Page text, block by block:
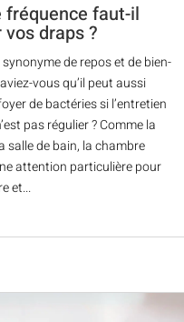
fréquence faut-il
draps ?
de repos et de bien-
vous qu’il peut aussi
de bactéries si l’entretien
pas régulier ? Comme la
salle de bain, la chambre
attention particulière pour
et...